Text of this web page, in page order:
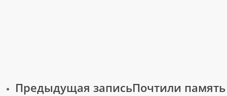
Предыдущая записьПочтили память